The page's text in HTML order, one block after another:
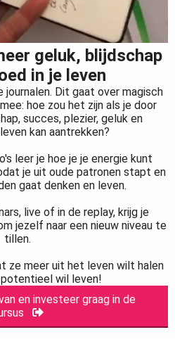
geluk, blijdschap
in je leven
journalen. Dit gaat over magisch
hoe zou het zijn als je door
succes, plezier, geluk en
kan aantrekken?
leer je hoe je je energie kunt
je uit oude patronen stapt en
gaat denken en leven.
live of in de replay, krijg je
jezelf naar een nieuw niveau te
tillen.
ze meer uit het leven wilt halen
potentieel wil leven!
en investeer graag in de